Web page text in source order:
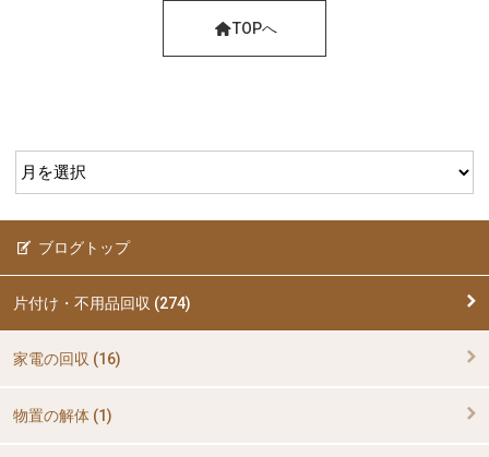
TOPへ
ブログトップ
片付け・不用品回収 (274)
家電の回収 (16)
物置の解体 (1)